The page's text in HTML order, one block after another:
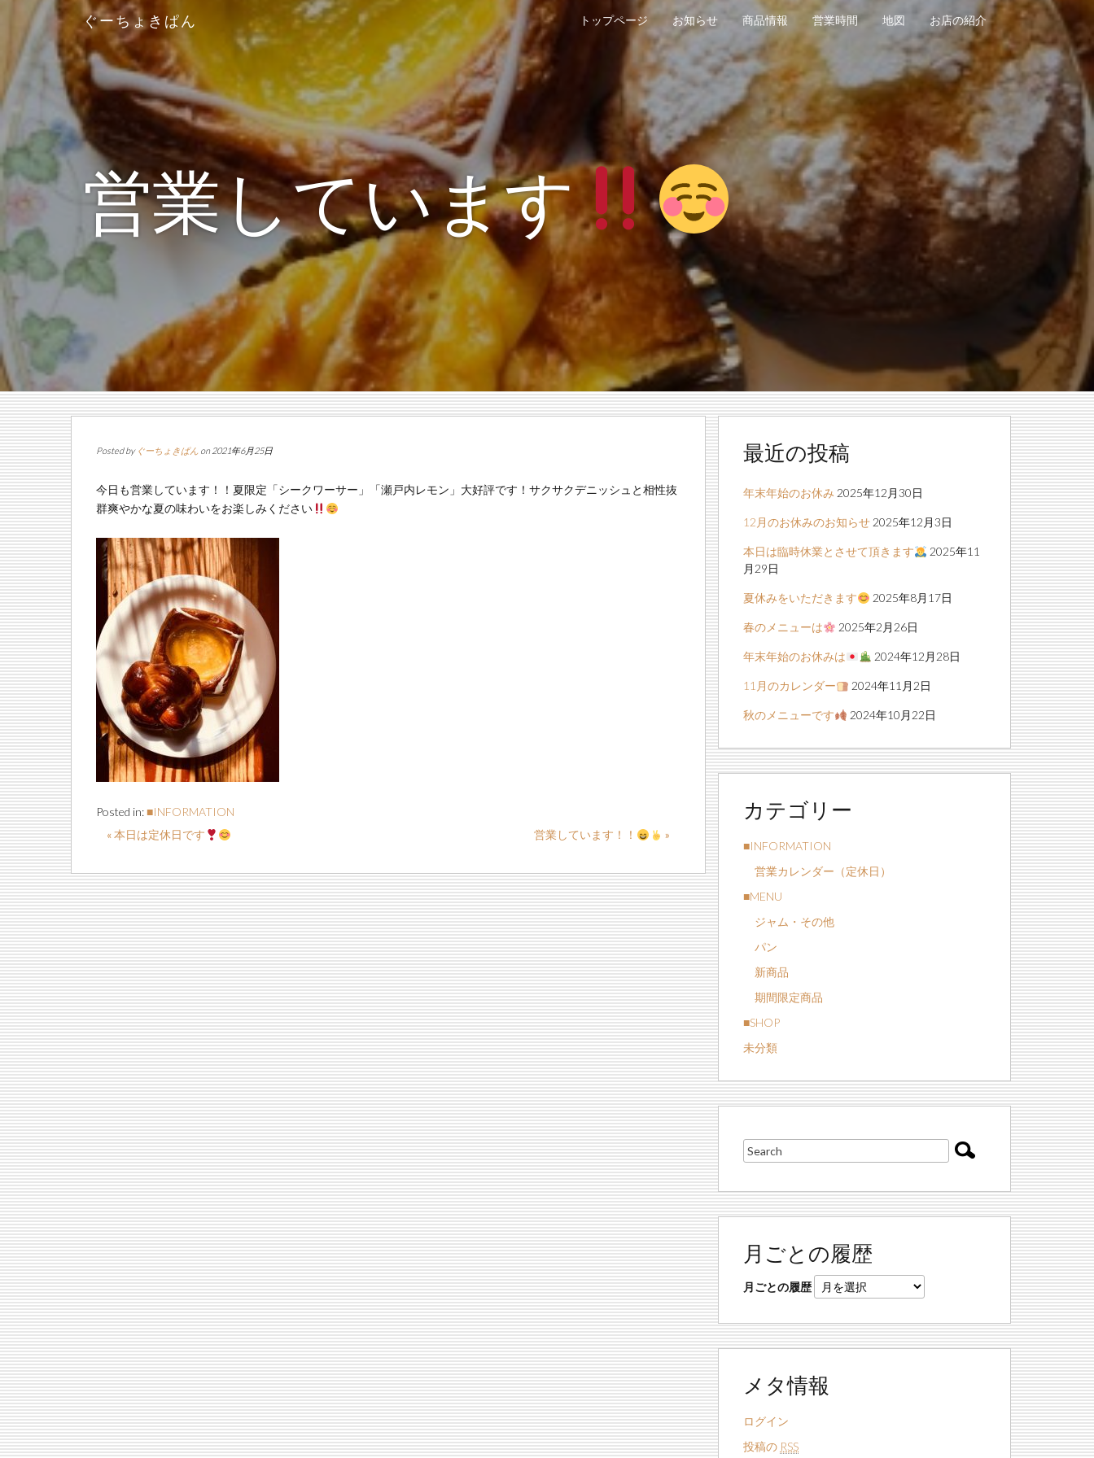
ぐーちょきぱん トップページ お知らせ 商品情報 営業時間 地図 お店の紹介
営業しています
Posted by ぐーちょきぱん on 2021年6月25日
今日も営業しています！！夏限定「シークワーサー」「瀬戸内レモン」大好評です！サクサクデニッシュと相性抜
群爽やかな夏の味わいをお楽しみください
Posted in:■INFORMATION
« 本日は定休日です
営業しています！！ »
最近の投稿
年末年始のお休み 2025年12月30日
12月のお休みのお知らせ 2025年12月3日
本日は臨時休業とさせて頂きます
2025年11
月29日
夏休みをいただきます 2025年8月17日
春のメニューは 2025年2月26日
年末年始のお休みは 2024年12月28日
11月のカレンダー 2024年11月2日
秋のメニューです 2024年10月22日
カテゴリー
■INFORMATION
営業カレンダー（定休日）
■MENU
ジャム・その他
パン
新商品
期間限定商品
■SHOP
未分類
月ごとの履歴
月ごとの履歴
メタ情報
ログイン
投稿の RSS